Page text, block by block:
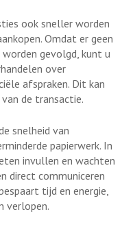
ook sneller worden
Omdat er geen
gevolgd, kunt u
over
afspraken. Dit kan
de transactie.
snelheid van
papierwerk. In
invullen en wachten
direct communiceren
tijd en energie,
verlopen.